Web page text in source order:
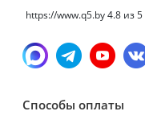
https://www.q5.by4.8 из5
Способы оплаты